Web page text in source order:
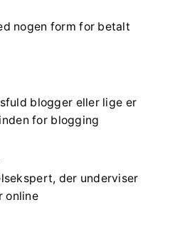
nogen form for betalt
blogger eller lige er
for blogging
der underviser
online